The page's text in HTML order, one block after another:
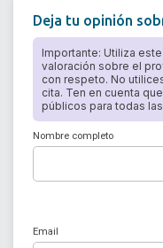
Deja tu opinión
Importante: Utiliza
valoración sobre el
con respeto. No
cita. Ten en cuenta
públicos para todas
Nombre completo
Email